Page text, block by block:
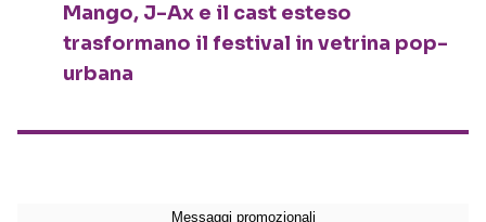
Mango, J-Ax e il cast esteso
trasformano il festival in vetrina pop-
urbana